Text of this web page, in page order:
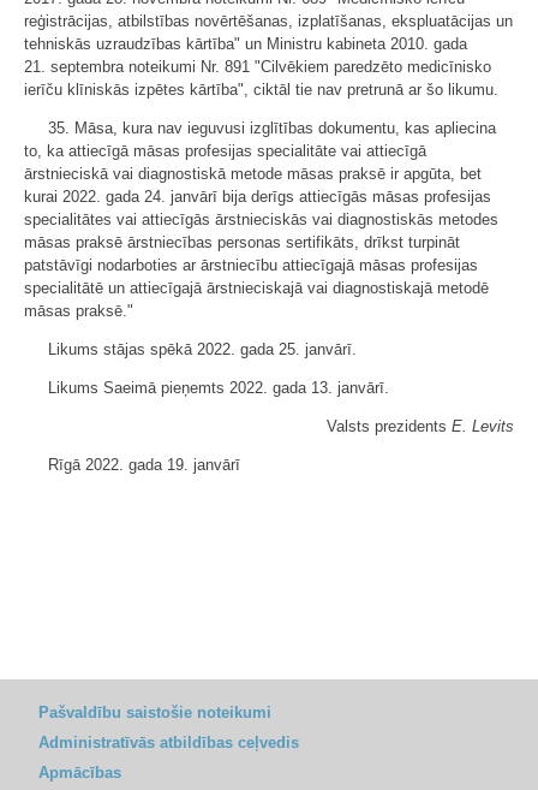
reģistrācijas, atbilstības novērtēšanas, izplatīšanas, ekspluatācijas un
tehniskās uzraudzības kārtība" un Ministru kabineta 2010. gada
21. septembra noteikumi Nr. 891 "Cilvēkiem paredzēto medicīnisko
ierīču klīniskās izpētes kārtība", ciktāl tie nav pretrunā ar šo likumu.
35. Māsa, kura nav ieguvusi izglītības dokumentu, kas apliecina
to, ka attiecīgā māsas profesijas specialitāte vai attiecīgā
ārstnieciskā vai diagnostiskā metode māsas praksē ir apgūta, bet
kurai 2022. gada 24. janvārī bija derīgs attiecīgās māsas profesijas
specialitātes vai attiecīgās ārstnieciskās vai diagnostiskās metodes
māsas praksē ārstniecības personas sertifikāts, drīkst turpināt
patstāvīgi nodarboties ar ārstniecību attiecīgajā māsas profesijas
specialitātē un attiecīgajā ārstnieciskajā vai diagnostiskajā metodē
māsas praksē."
Likums stājas spēkā 2022. gada 25. janvārī.
Likums Saeimā pieņemts 2022. gada 13. janvārī.
Valsts prezidents E. Levits
Rīgā 2022. gada 19. janvārī
Pašvaldību saistošie noteikumi
Administratīvās atbildības ceļvedis
Apmācības